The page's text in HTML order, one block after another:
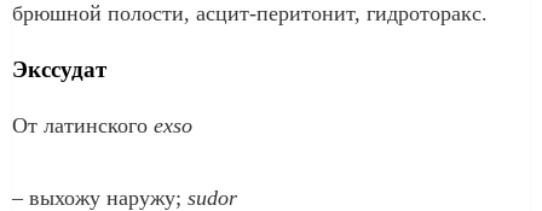
брюшной полости, асцит-перитонит, гидроторакс.
Экссудат
От латинского exso
– выхожу наружу; sudor